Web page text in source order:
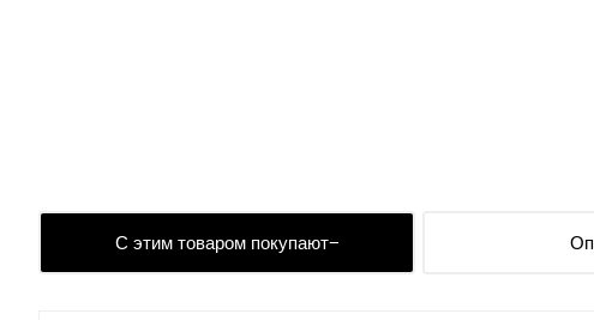
С этим товаром покупают